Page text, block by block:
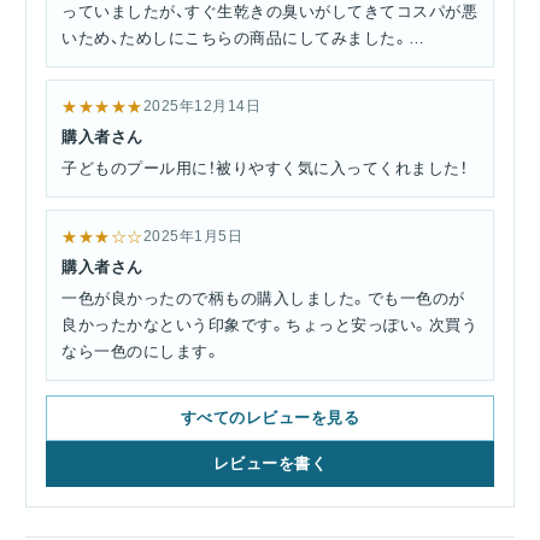
っていましたが、すぐ生乾きの臭いがしてきてコスパが悪
いため、ためしにこちらの商品にしてみました。
カラーもたくさんあるし、娘は気に入っています。
ばなあ～と思いました。
★★★★★2025年12月14日
購入者さん
子どものプール用に！被りやすく気に入ってくれました！
★★★☆☆2025年1月5日
購入者さん
一色が良かったので柄もの購入しました。でも一色のが
良かったかなという印象です。ちょっと安っぽい。次買う
なら一色のにします。
すべてのレビューを見る
レビューを書く